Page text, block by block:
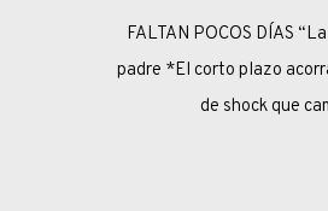
FALTAN POCOS DÍAS
padre *El corto plazo
de shock que